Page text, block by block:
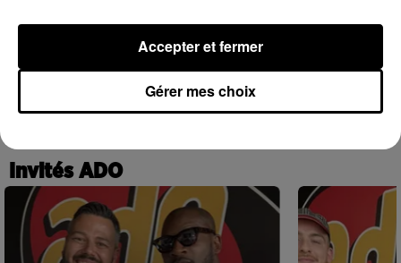
Josh Levi dévoile « Swerve »
Invités ADO
Gérer mes choix
Accepter et fermer